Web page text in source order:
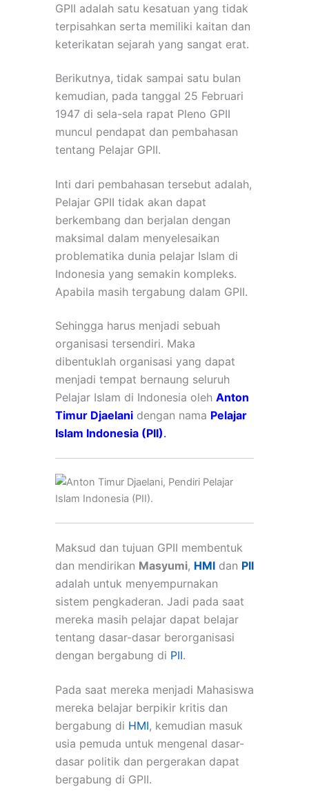
GPII adalah satu kesatuan yang tidak
terpisahkan serta memiliki kaitan dan
keterikatan sejarah yang sangat erat.
Berikutnya, tidak sampai satu bulan
kemudian, pada tanggal 25 Februari
1947 di sela-sela rapat Pleno GPII
muncul pendapat dan pembahasan
tentang Pelajar GPII.
Inti dari pembahasan tersebut adalah,
Pelajar GPII tidak akan dapat
berkembang dan berjalan dengan
maksimal dalam menyelesaikan
problematika dunia pelajar Islam di
Indonesia yang semakin kompleks.
Apabila masih tergabung dalam GPII.
Sehingga harus menjadi sebuah
organisasi tersendiri. Maka
dibentuklah organisasi yang dapat
menjadi tempat bernaung seluruh
Pelajar Islam di Indonesia oleh Anton
Timur Djaelani dengan nama Pelajar
Islam Indonesia (PII).
Maksud dan tujuan GPII membentuk
dan mendirikan Masyumi, HMI dan PII
adalah untuk menyempurnakan
sistem pengkaderan. Jadi pada saat
mereka masih pelajar dapat belajar
tentang dasar-dasar berorganisasi
dengan bergabung di PII.
Pada saat mereka menjadi Mahasiswa
mereka belajar berpikir kritis dan
bergabung di HMI, kemudian masuk
usia pemuda untuk mengenal dasar-
dasar politik dan pergerakan dapat
bergabung di GPII.